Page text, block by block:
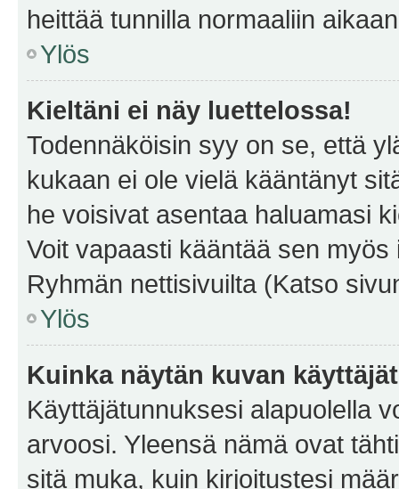
heittää tunnilla normaaliin
Ylös
Kieltäni ei näy luettelossa!
Todennäköisin syy on se, että
kukaan ei ole vielä kääntänyt
he voisivat asentaa haluamasi
Voit vapaasti kääntää sen
Ryhmän nettisivuilta (Katso
Ylös
Kuinka näytän kuvan
Käyttäjätunnuksesi alapuolella
arvoosi. Yleensä nämä ovat
sitä muka, kuin kirjoitustesi